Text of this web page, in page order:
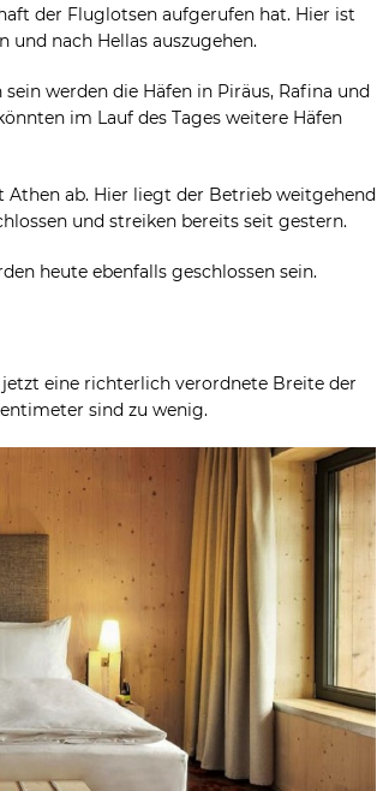
der Fluglotsen aufgerufen hat. Hier ist
und nach Hellas auszugehen.
werden die Häfen in Piräus, Rafina und
im Lauf des Tages weitere Häfen
Athen ab. Hier liegt der Betrieb weitgehend
und streiken bereits seit gestern.
heute ebenfalls geschlossen sein.
eine richterlich verordnete Breite der
sind zu wenig.